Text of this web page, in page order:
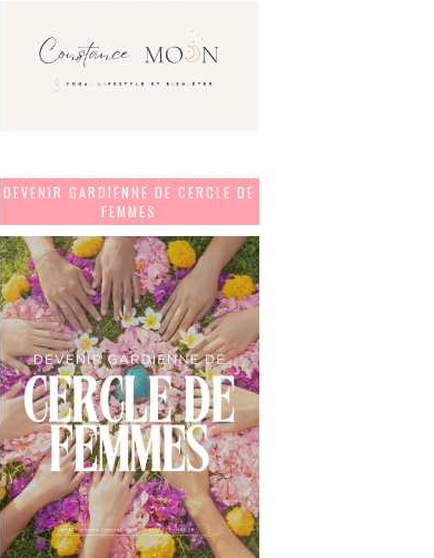
DEVENIR GARDIENNE DE CERCLE DE
FEMMES